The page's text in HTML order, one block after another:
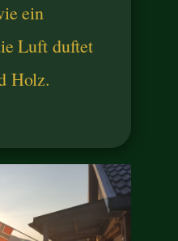
ein
Luft duftet
Holz.